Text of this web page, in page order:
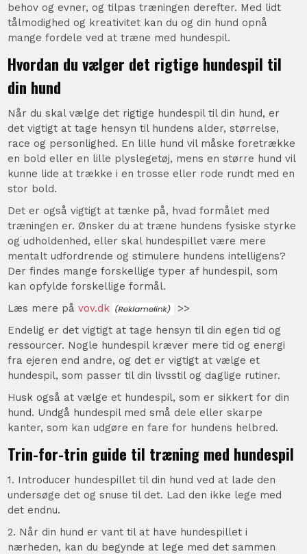
behov og evner, og tilpas træningen derefter. Med lidt
tålmodighed og kreativitet kan du og din hund opnå
mange fordele ved at træne med hundespil.
Hvordan du vælger det rigtige hundespil til
din hund
Når du skal vælge det rigtige hundespil til din hund, er
det vigtigt at tage hensyn til hundens alder, størrelse,
race og personlighed. En lille hund vil måske foretrække
en bold eller en lille plyslegetøj, mens en større hund vil
kunne lide at trække i en trosse eller rode rundt med en
stor bold.
Det er også vigtigt at tænke på, hvad formålet med
træningen er. Ønsker du at træne hundens fysiske styrke
og udholdenhed, eller skal hundespillet være mere
mentalt udfordrende og stimulere hundens intelligens?
Der findes mange forskellige typer af hundespil, som
kan opfylde forskellige formål.
Læs mere påvov.dk
>>
Endelig er det vigtigt at tage hensyn til din egen tid og
ressourcer. Nogle hundespil kræver mere tid og energi
fra ejeren end andre, og det er vigtigt at vælge et
hundespil, som passer til din livsstil og daglige rutiner.
Husk også at vælge et hundespil, som er sikkert for din
hund. Undgå hundespil med små dele eller skarpe
kanter, som kan udgøre en fare for hundens helbred.
Trin-for-trin guide til træning med hundespil
1. Introducer hundespillet til din hund ved at lade den
undersøge det og snuse til det. Lad den ikke lege med
det endnu.
2. Når din hund er vant til at have hundespillet i
nærheden, kan du begynde at lege med det sammen